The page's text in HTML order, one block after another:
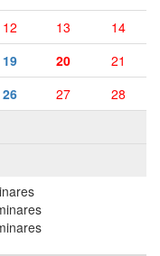
12 13
14
19 20
21
26 27
28